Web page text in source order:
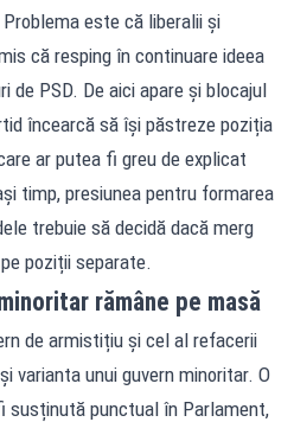
este că liberalii și
că resping în continuare ideea
de PSD. De aici apare și blocajul
încearcă să își păstreze poziția
ar putea fi greu de explicat
timp, presiunea pentru formarea
trebuie să decidă dacă merg
poziții separate.
rămâne pe masă
de armistițiu și cel al refacerii
varianta unui guvern minoritar. O
punctual în Parlament,